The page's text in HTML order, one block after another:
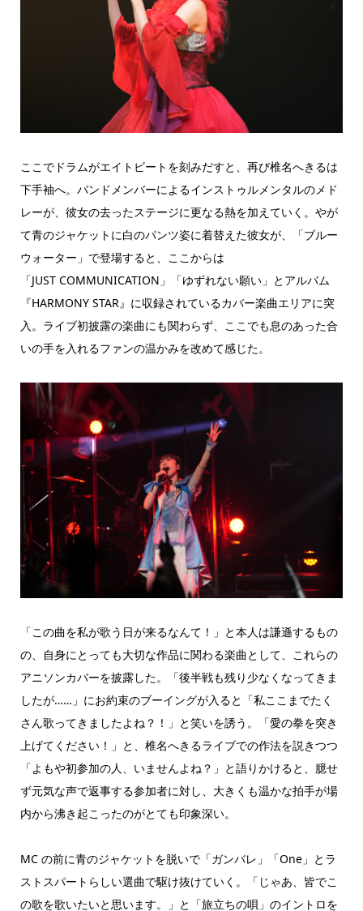
ここでドラムがエイトビートを刻みだすと、再び椎名へきるは
下手袖へ。バンドメンバーによるインストゥルメンタルのメド
レーが、彼女の去ったステージに更なる熱を加えていく。やが
て青のジャケットに白のパンツ姿に着替えた彼女が、「ブルー
ウォーター」で登場すると、ここからは
「JUST COMMUNICATION」「ゆずれない願い」とアルバム
『HARMONY STAR』に収録されているカバー楽曲エリアに突
入。ライブ初披露の楽曲にも関わらず、ここでも息のあった合
いの手を入れるファンの温かみを改めて感じた。
「この曲を私が歌う日が来るなんて！」と本人は謙遜するもの
の、自身にとっても大切な作品に関わる楽曲として、これらの
アニソンカバーを披露した。「後半戦も残り少なくなってきま
したが……」にお約束のブーイングが入ると「私ここまでたく
さん歌ってきましたよね？！」と笑いを誘う。「愛の拳を突き
上げてください！」と、椎名へきるライブでの作法を説きつつ
「よもや初参加の人、いませんよね？」と語りかけると、臆せ
ず元気な声で返事する参加者に対し、大きくも温かな拍手が場
内から沸き起こったのがとても印象深い。
MC の前に青のジャケットを脱いで「ガンバレ」「One」とラ
ストスパートらしい選曲で駆け抜けていく。「じゃあ、皆でこ
の歌を歌いたいと思います。」と「旅立ちの唄」のイントロを